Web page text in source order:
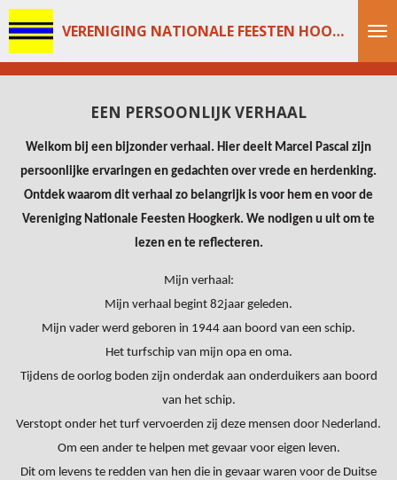
Ga
direct
VERENIGING NATIONALE FEESTEN HOOGKERK
EEN PERSOONLIJK VERHAAL
Welkom bij een bijzonder verhaal. Hier deelt Marcel Pascal zijn
persoonlijke ervaringen en gedachten over vrede en herdenking.
Ontdek waarom dit verhaal zo belangrijk is voor hem en voor de
Vereniging Nationale Feesten Hoogkerk. We nodigen u uit om te
lezen en te reflecteren.
Mijn verhaal:
Mijn verhaal begint 82jaar geleden.
Mijn vader werd geboren in 1944 aan boord van een schip.
Het turfschip van mijn opa en oma.
Tijdens de oorlog boden zijn onderdak aan onderduikers aan boord
van het schip.
Verstopt onder het turf vervoerden zij deze mensen door Nederland.
Om een ander te helpen met gevaar voor eigen leven.
Dit om levens te redden van hen die in gevaar waren voor de Duitse